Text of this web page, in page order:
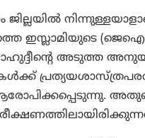
ജില്ലയിൽ
ഇസ്ലാമിയുടെ
അടുത്ത